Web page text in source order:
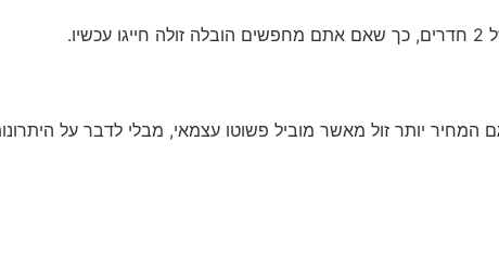
יותר זול מאשר מוביל פשוטו עצמאי, מבלי לדבר על